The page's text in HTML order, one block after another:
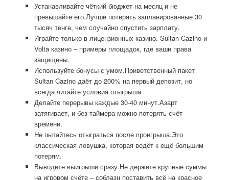
Устанавливайте чёткий бюджет на месяц и не
превышайте его.Лучше потерять запланированные 30
тысяч тенге, чем случайно спустить зарплату.
Играйте только в лицензионных казино. Sultan Cazino и
Volta казино – примеры площадок, где ваши права
защищены.
Используйте бонусы с умом.Приветственный пакет
Sultan Cazino даёт до 200% на первый депозит, но
всегда читайте условия отыгрыша.
Делайте перерывы каждые 30-40 минут.Азарт
затягивает, и без таймера можно потерять счёт
времени.
Не пытайтесь отыграться после проигрыша.Это
классическая ловушка, которая ведёт к ещё большим
потерям.
Выводите выигрыши сразу.Не держите крупные суммы
на игровом счёте – соблазн поставить всё на красное